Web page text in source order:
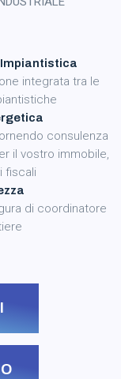
integrata tra le
consulenza
il vostro immobile,
fiscali
di coordinatore